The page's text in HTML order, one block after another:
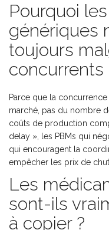
Pourquoi
génériques
toujours
concurrents
Parce que la
marché, pas du nombre
coûts de production
delay », les PBMs qui
qui encouragent la
empêcher les prix de
Les
sont-ils
à copier ?